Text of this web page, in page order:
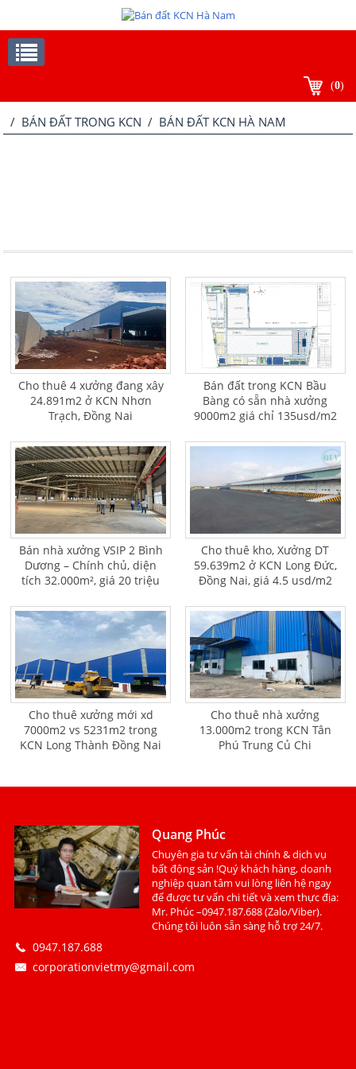
(0)
/ BÁN ĐẤT TRONG KCN / BÁN ĐẤT KCN HÀ NAM
Cho thuê 4 xưởng đang xây
24.891m2 ở KCN Nhơn
Trạch, Đồng Nai
Bán đất trong KCN Bầu
Bàng có sẵn nhà xưởng
9000m2 giá chỉ 135usd/m2
Bán nhà xưởng VSIP 2 Bình
Dương – Chính chủ, diện
tích 32.000m², giá 20 triệu
Cho thuê kho, Xưởng DT
59.639m2 ở KCN Long Đức,
Đồng Nai, giá 4.5 usd/m2
Cho thuê xưởng mới xd
7000m2 vs 5231m2 trong
KCN Long Thành Đồng Nai
Cho thuê nhà xưởng
13.000m2 trong KCN Tân
Phú Trung Củ Chi
Quang Phúc
Chuyên gia tư vấn tài chính & dịch vụ
bất động sản !Quý khách hàng, doanh
nghiệp quan tâm vui lòng liên hệ ngay
để được tư vấn chi tiết và xem thực địa:
Mr. Phúc –0947.187.688 (Zalo/Viber).
Chúng tôi luôn sẵn sàng hỗ trợ 24/7.
0947.187.688
corporationvietmy@gmail.com